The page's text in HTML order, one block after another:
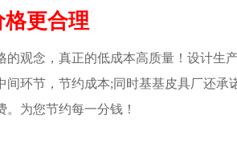
格更合理
的观念，真正的低成本高质量！设计生
间环节，节约成本;同时基基皮具厂还承
。为您节约每一分钱！